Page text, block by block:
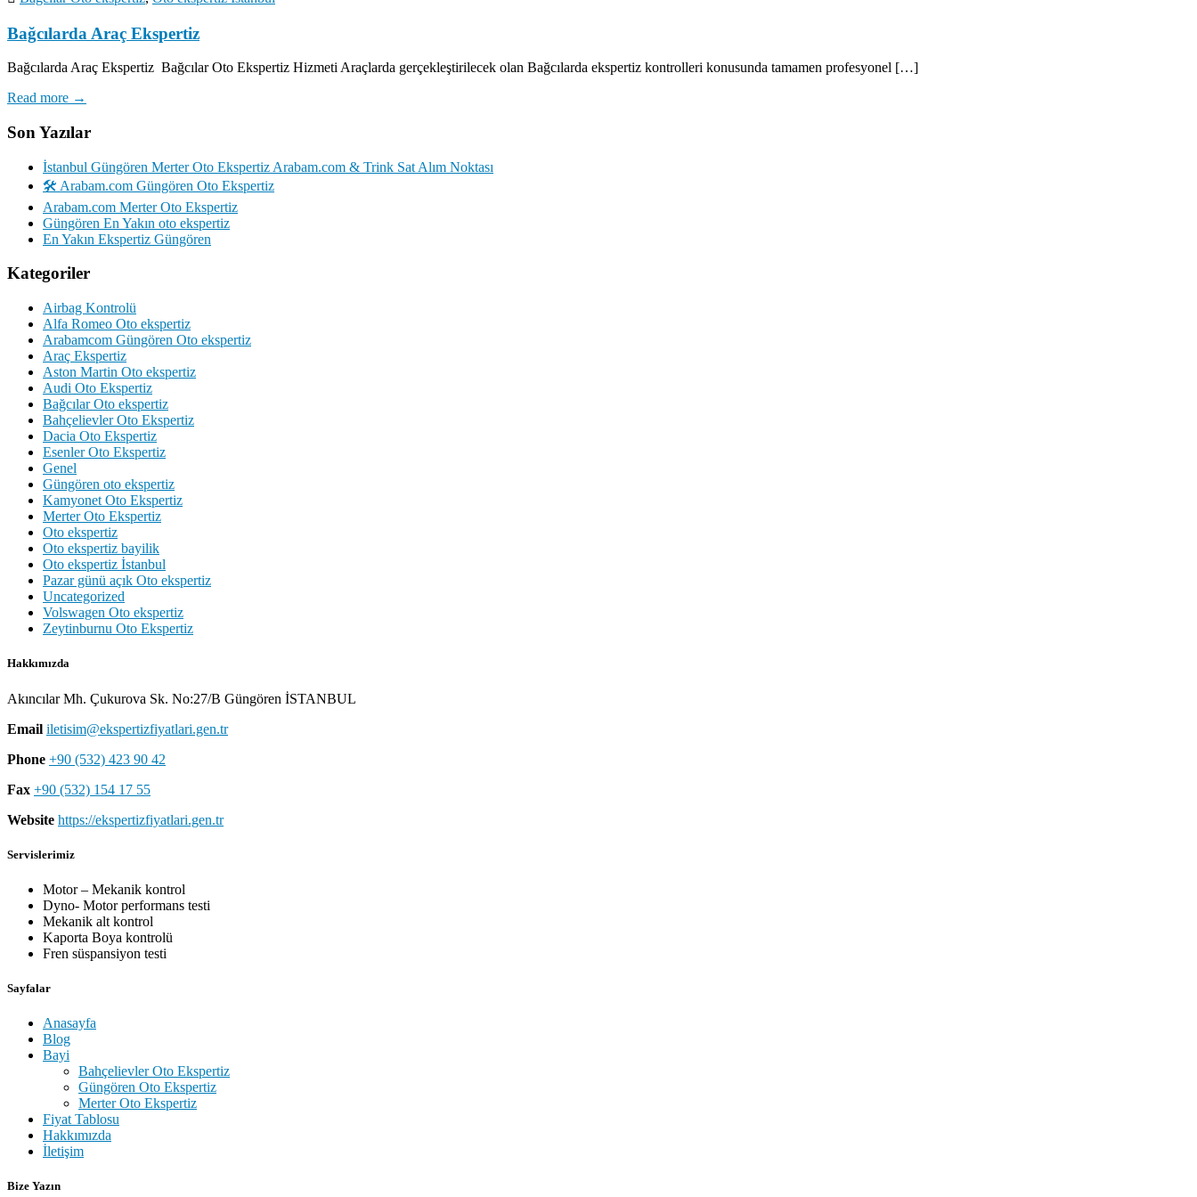
Bağcılarda Araç Ekspertiz
Bağcılarda Araç Ekspertiz Bağcılar Oto Ekspertiz Hizmeti Araçlarda gerçekleştirilecek olan Bağcılarda ekspertiz kontrolleri konusunda tamamen profesyonel […]
Read more →
Son Yazılar
İstanbul Güngören Merter Oto Ekspertiz Arabam.com & Trink Sat Alım Noktası
🛠️ Arabam.com Güngören Oto Ekspertiz
Arabam.com Merter Oto Ekspertiz
Güngören En Yakın oto ekspertiz
En Yakın Ekspertiz Güngören
Kategoriler
Airbag Kontrolü
Alfa Romeo Oto ekspertiz
Arabamcom Güngören Oto ekspertiz
Araç Ekspertiz
Aston Martin Oto ekspertiz
Audi Oto Ekspertiz
Bağcılar Oto ekspertiz
Bahçelievler Oto Ekspertiz
Dacia Oto Ekspertiz
Esenler Oto Ekspertiz
Genel
Güngören oto ekspertiz
Kamyonet Oto Ekspertiz
Merter Oto Ekspertiz
Oto ekspertiz
Oto ekspertiz bayilik
Oto ekspertiz İstanbul
Pazar günü açık Oto ekspertiz
Uncategorized
Volswagen Oto ekspertiz
Zeytinburnu Oto Ekspertiz
Hakkımızda
Akıncılar Mh. Çukurova Sk. No:27/B Güngören İSTANBUL
Email iletisim@ekspertizfiyatlari.gen.tr
Phone +90 (532) 423 90 42
Fax +90 (532) 154 17 55
Website https://ekspertizfiyatlari.gen.tr
Servislerimiz
Motor – Mekanik kontrol
Dyno- Motor performans testi
Mekanik alt kontrol
Kaporta Boya kontrolü
Fren süspansiyon testi
Sayfalar
Anasayfa
Blog
Bayi
Bahçelievler Oto Ekspertiz
Güngören Oto Ekspertiz
Merter Oto Ekspertiz
Fiyat Tablosu
Hakkımızda
İletişim
Bize Yazın